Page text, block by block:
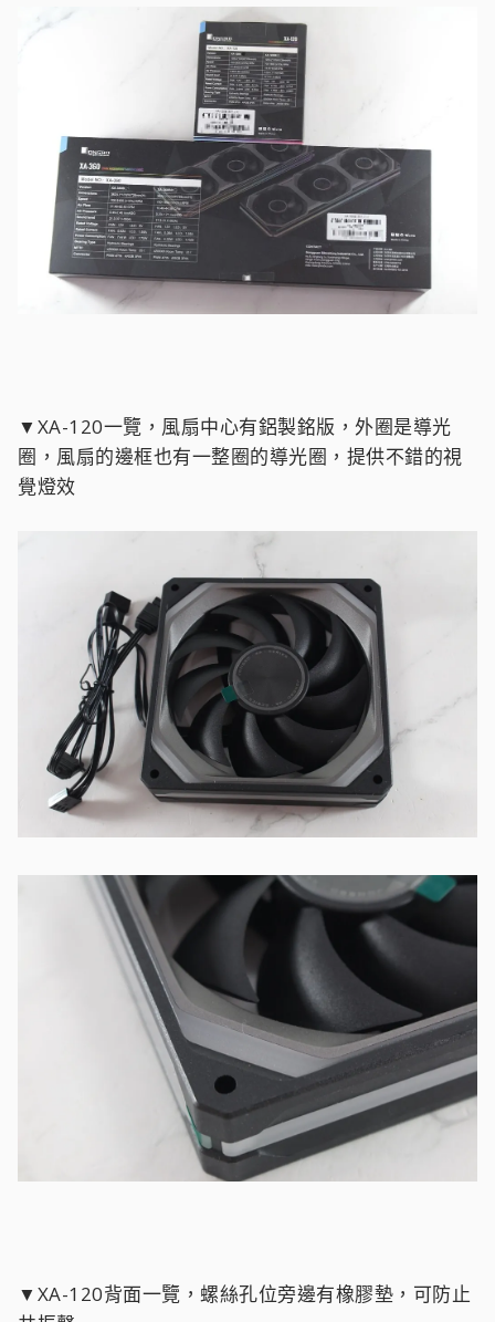
▼XA-120一覽，風扇中心有鋁製銘版，外圈是導光
圈，風扇的邊框也有一整圈的導光圈，提供不錯的視
覺燈效
▼XA-120背面一覽，螺絲孔位旁邊有橡膠墊，可防止